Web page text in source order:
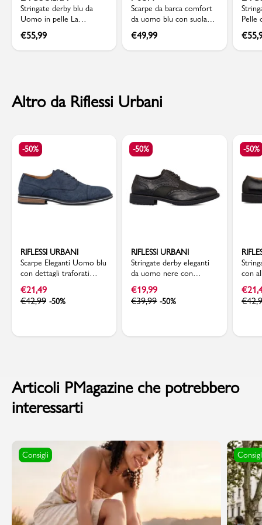
Stringate derby blu da
Uomo in pelle La
Cuoieria
€55,99
Scarpe da barca comfort
da uomo blu con suola
chunky P Soft
€49,99
Pelle
€
Altro da Riflessi Urbani
-50%
RIFLESSI URBANI
Scarpe Eleganti Uomo blu
con dettagli traforati
Riflessi Urbani
€21,49
€42,99 -50%
-50%
RIFLESSI URBANI
Stringate derby eleganti
da uomo nere con
dettagli brogue Riflessi
Urbani
€19,99
€39,99 -50%
-50%
con
€
€
Articoli PMagazine che potrebbero
interessarti
Consigli